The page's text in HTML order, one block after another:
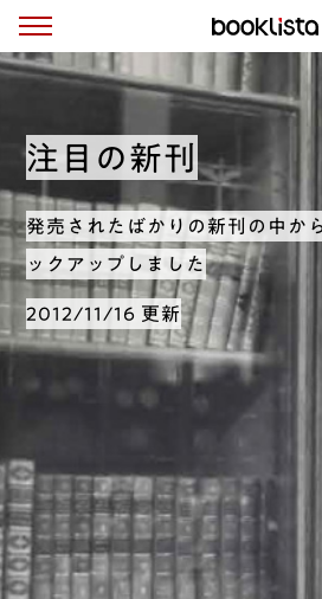
注目の新刊
発売されたばかりの新刊の中か
ックアップしました
2012/11/16 更新